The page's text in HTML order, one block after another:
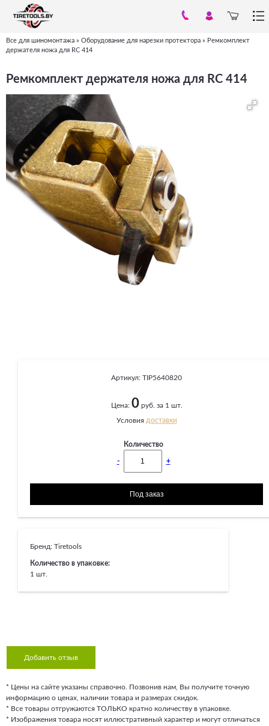
Вы
Все для шиномонтажа » Оборудование для нарезки протектора » Ремкомплект
держателя ножа для RC 414
Ремкомплект держателя ножа для RC 414
Артикул: TIP5640820
Цена: 0руб. за 1 шт.
Условия доставки
Количество
- +
Бренд: Tiretools
Количество в упаковке:
1 шт.
Добавить отзыв
* Цены на сайте указаны справочно. Позвонив нам, Вы получите точную
информацию о ценах, наличии товара и размерах скидок.
* Все товары отгружаются ТОЛЬКО кратно количеству в упаковке.
* Изображения товара носят иллюстративный характер и могут отличаться